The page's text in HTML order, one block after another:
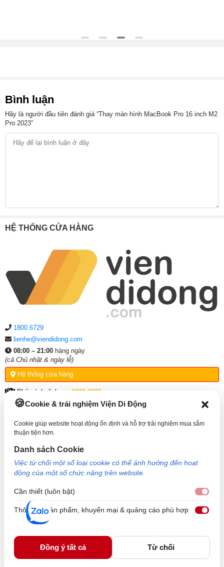
Cookie & trải nghiệm Viện Di Động
Cookie giúp website hoạt động ổn định và hỗ trợ trải nghiệm mua sắm
thuận tiện hơn.
Danh sách Cookie
Việc từ chối một số loại cookie có thể ảnh hưởng đến hoạt
động của một số chức năng trên website.
Cần thiết (luôn bật)
Thông tin sản phẩm, khuyến mại & quảng cáo phù hợp
Đồng ý tất cả Từ chối
Bình luận
Hãy là người đầu tiên đánh giá “Thay màn hình MacBook Pro 16 inch M2
Pro 2023”
HỆ THỐNG CỬA HÀNG
1800.6729
lienhe@viendidong.com
08:00 – 21:00 hàng ngày
(cả Chủ nhật & ngày lễ)
Hệ thống cửa hàng
Phản ánh dịch vụ: 1900.2006
THÔNG TIN HỖ TRỢ
VỀ VIỆN DI ĐỘNG
KẾT NỐI VỚI VIỆN DI ĐỘNG
Công Ty TNHH Công Nghệ và Đầu Tư Viện Di Động - 73 Trần Quang Khải, Phường Tân
kế hoạch và đầu tư TP Hồ Chí Minh. Giám đốc: Nguyễn Ngọc Ngân. Hotline: 1800.6729
(miễn phí) - Email: cskh@viendidong.com - Bản quyền thuộc về Viện Di Động.